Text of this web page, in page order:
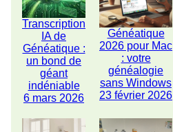
Transcription
IA de
Généatique :
un bond de
géant
indéniable
6 mars 2026
Généatique
2026 pour Mac
: votre
généalogie
sans Windows
23 février 2026